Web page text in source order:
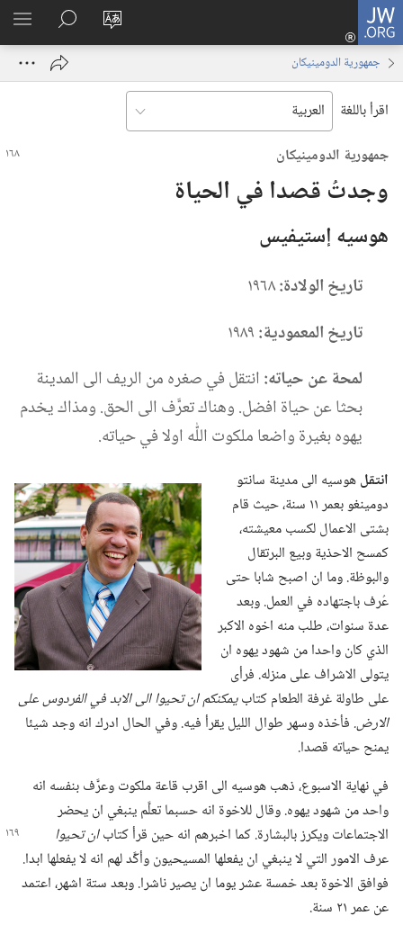
JW.ORG
تغيير
الموقع
تسجيل
الدخول
نافذة
البحث
في
JW.‎ORG
جمهورية الدومينيكان
اقرأ باللغة
جمهورية الدومينيكان
وجدتُ قصدا في الحياة
هوسيه إستيفيس
تاريخ الولادة:‏١٩٦٨
تاريخ المعمودية:‏
لمحة عن حياته:‏انتقل في صغره من الريف الى المدينة
بحثا عن حياة افضل.‏ وهناك تعرَّف الى الحق.‏ ومذاك يخدم
يهوه بغيرة واضعا ملكوت اللّٰه اولا في حياته.‏
انتقلهوسيه الى مدينة سانتو
دومينغو بعمر ١١ سنة،‏ حيث قام
بشتى الاعمال لكسب معيشته،‏
كمسح الاحذية وبيع البرتقال
والبوظة.‏ وما ان اصبح شابا حتى
عُرف باجتهاده في العمل.‏ وبعد
عدة سنوات،‏ طلب منه اخوه الاكبر
الذي كان واحدا من شهود يهوه ان
يتولى الاشراف على منزله.‏ فرأى
على طاولة غرفة الطعام كتابيمكنكم ان تحيوا الى الابد في الفردوس على
الارض.‏ فأخذه وسهر طوال الليل يقرأ فيه.‏ وفي الحال ادرك انه وجد شيئا
يمنح حياته قصدا.‏
في نهاية الاسبوع،‏ ذهب هوسيه الى اقرب قاعة ملكوت وعرَّف بنفسه انه
واحد من شهود يهوه.‏ وقال للاخوة انه حسبما تعلَّم ينبغي ان يحضر
الاجتماعات ويكرز بالبشارة.‏ كما اخبرهم انه حين قرأكتابان تحيوا
عرف الامور التي لا ينبغي ان يفعلها المسيحيون وأكَّد لهم انه لا يفعلها ابدا.‏
فوافق الاخوة بعد خمسة عشر يوما ان يصير ناشرا.‏ وبعد ستة اشهر،‏ اعتمد
عن عمر ٢١ سنة.‏